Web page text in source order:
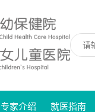
专家介绍 就医指南